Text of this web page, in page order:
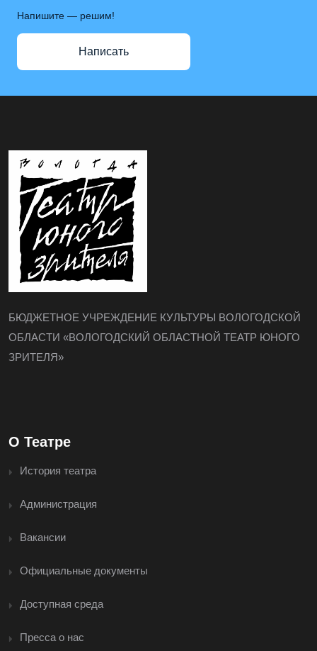
Напишите — решим!
Написать
БЮДЖЕТНОЕ УЧРЕЖДЕНИЕ КУЛЬТУРЫ ВОЛОГОДСКОЙ
ОБЛАСТИ «ВОЛОГОДСКИЙ ОБЛАСТНОЙ ТЕАТР ЮНОГО
ЗРИТЕЛЯ»
О Театре
История театра
Администрация
Вакансии
Официальные документы
Доступная среда
Пресса о нас